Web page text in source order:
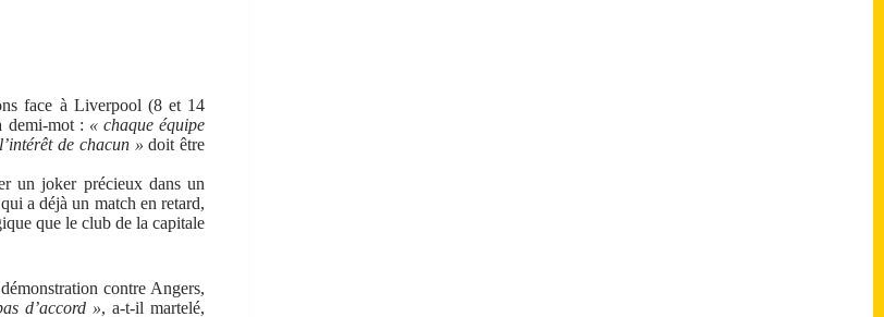
face à Liverpool (8 et 14
demi-mot : « chaque équipe
de chacun » doit être
un joker précieux dans un
a déjà un match en retard,
que le club de la capitale
contre Angers,
d’accord », a-t-il martelé,